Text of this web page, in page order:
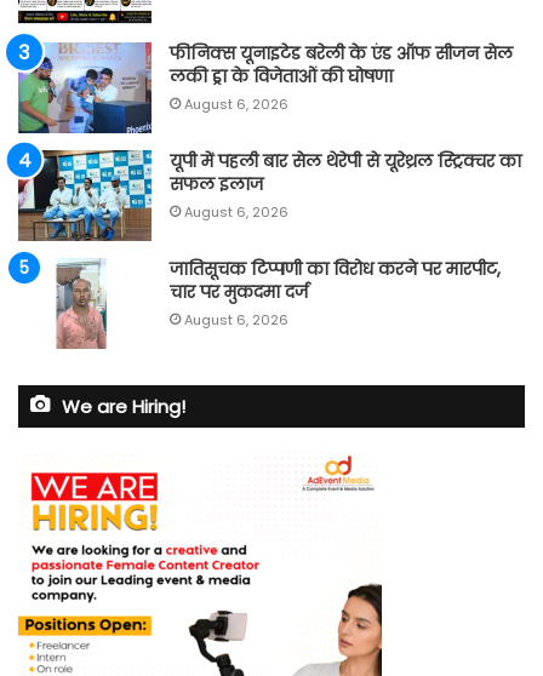
फीनिक्स यूनाइटेड बरेली के एंड ऑफ सीजन सेल
लकी ड्रा के विजेताओं की घोषणा
August 6, 2026
यूपी में पहली बार सेल थेरेपी से यूरेथ्रल स्ट्रिक्चर का
सफल इलाज
August 6, 2026
जातिसूचक टिप्पणी का विरोध करने पर मारपीट,
चार पर मुकदमा दर्ज
August 6, 2026
We are Hiring!